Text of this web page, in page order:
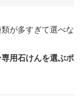
が多すぎて選べな
用石けんを選ぶポ